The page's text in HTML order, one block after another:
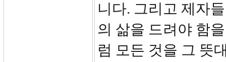
니다. 그리고 제자
의 삶을 드려야 함
럼 모든 것을 그 뜻